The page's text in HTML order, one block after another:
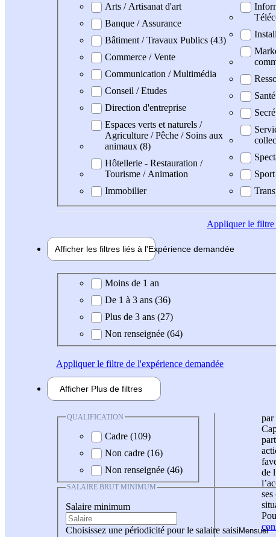
Arts / Artisanat d'art
Banque / Assurance
Bâtiment / Travaux Publics (43)
Commerce / Vente
Communication / Multimédia
Conseil / Etudes
Direction d'entreprise
Espaces verts et naturels /
Agriculture / Pêche / Soins aux
animaux (8)
Hôtellerie - Restauration /
Tourisme / Animation
Immobilier
Santé
Sport
Appliquerle filtre
Afficher les filtres liés à l'Expérience demandée
Expérience demandée
Moins de 1 an
De 1 à 3 ans (36)
Plus de 3 ans (27)
Non renseignée (64)
Appliquerle filtre de l'expérience demandée
Afficher Plus de filtres
QUALIFICATION
Cadre (109)
Non cadre (16)
Non renseignée (46)
SALAIRE BRUT MINIMUM
Salaire minimum
Choisissez une périodicité pour le salaire saisi
par
de